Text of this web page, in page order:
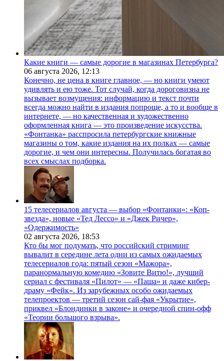
Какие книги — самые дорогие в магазинах Петербурга?
06 августа 2026, 12:13
Конечно, не цена в книге главное, — но книги умеют
удивлять и ею тоже. Тот случай, когда дороговизна не
вызывает возмущения: информацию и текст почти
всегда можно найти в издания попроще, а то и вообще в
интернете, — но качественная и художественно
оформленная книга — это произведение искусства.
«Фонтанка» расспросила петербургские книжные
магазины о том, какие издания на их полках — самые
дорогие, и чем они интересны. Получилась богатая во
всех смыслах подборка.
15 телесериалов августа — выбор «Фонтанки»: «Коп-
звезда», новые «Тед Лессо» и «Джек Ричер»,
«Одержимость»
02 августа 2026, 18:53
Кто бы мог подумать, что российский стриминг
вывалит в середине лета одни из самых ожидаемых
телесериалов года: пятый сезон «Мажора»,
паранормальную комедию «Зовите Витю!», лучший
сериал с фестиваля «Пилот» — «Паша» и даже кибер-
драму «Фейк». Из зарубежных особо ожидаемых
телепроектов — третий сезон сай-фая «Укрытие»,
приквел «Блондинки в законе» и очередной спин-офф
«Теории большого взрыва».